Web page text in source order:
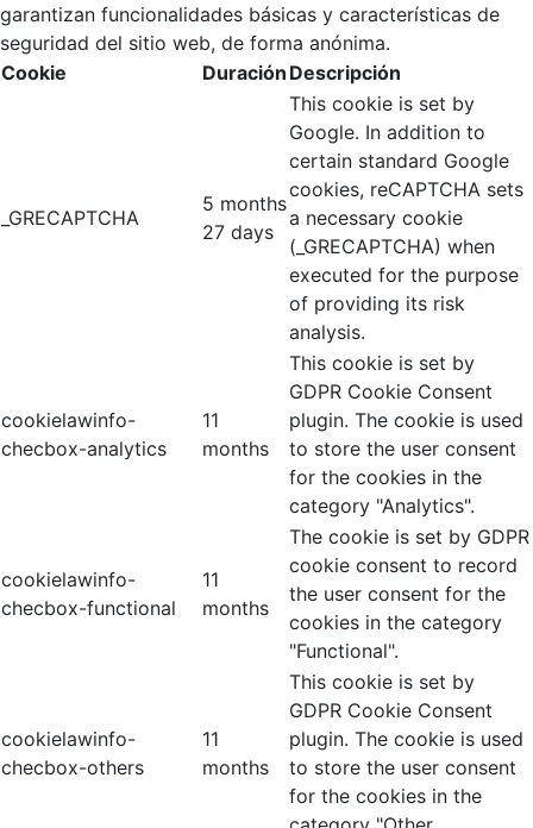
garantizan funcionalidades básicas y características de
seguridad del sitio web, de forma anónima.
Cookie
Duración Descripción
_GRECAPTCHA
5 months
27 days
This cookie is set by
Google. In addition to
certain standard Google
cookies, reCAPTCHA sets
a necessary cookie
(_GRECAPTCHA) when
executed for the purpose
of providing its risk
analysis.
cookielawinfo-
checbox-analytics
11
months
This cookie is set by
GDPR Cookie Consent
plugin. The cookie is used
to store the user consent
for the cookies in the
category "Analytics".
cookielawinfo-
checbox-functional
11
months
The cookie is set by GDPR
cookie consent to record
the user consent for the
cookies in the category
"Functional".
cookielawinfo-
checbox-others
11
months
This cookie is set by
GDPR Cookie Consent
plugin. The cookie is used
to store the user consent
for the cookies in the